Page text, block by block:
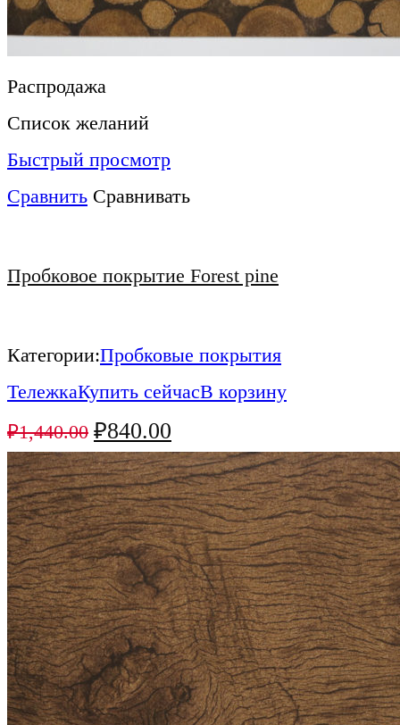
Распродажа
Список желаний
Быстрый просмотр
Сравнить Сравнивать
Пробковое покрытие Forest pine
Категории:Пробковые покрытия
ТележкаКупить сейчасВ корзину
₽1,440.00 ₽840.00